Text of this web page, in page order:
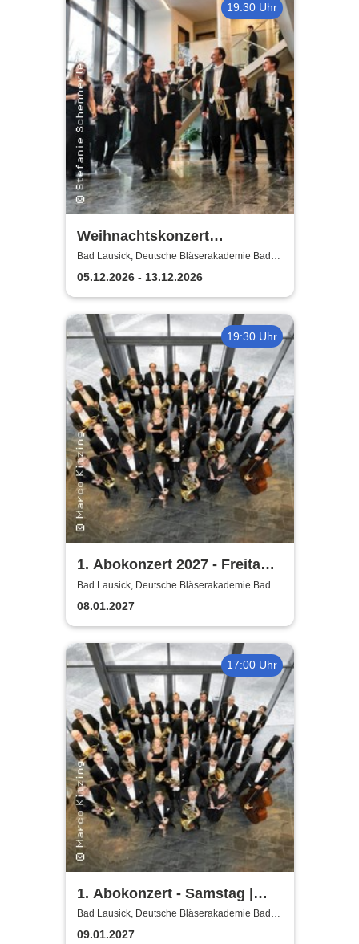
19:30 Uhr
Weihnachtskonzert
Adventsglühen - Sächsische
Bläserphilharmonie
Bad Lausick, Deutsche Bläserakademie Bad
Lausick
05.12.2026 - 13.12.2026
19:30 Uhr
1. Abokonzert 2027 - Freitag |
Sächsische
Bläserphilharmonie
Bad Lausick, Deutsche Bläserakademie Bad
Lausick
08.01.2027
17:00 Uhr
1. Abokonzert - Samstag |
Sächsische
Bläserphilharmonie
Bad Lausick, Deutsche Bläserakademie Bad
Lausick
09.01.2027